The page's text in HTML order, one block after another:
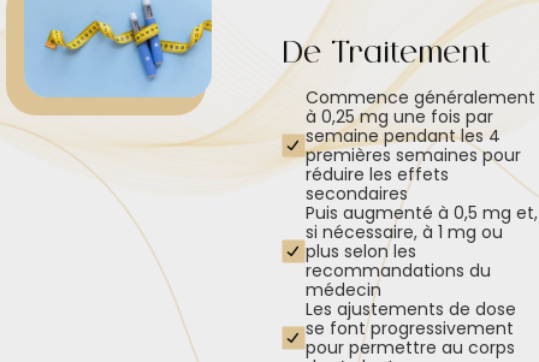
De Traitement
Commence généralement
à 0,25 mg une fois par
semaine pendant les 4
premières semaines pour
réduire les effets
secondaires
Puis augmenté à 0,5 mg et,
si nécessaire, à 1 mg ou
plus selon les
recommandations du
médecin
Les ajustements de dose
se font progressivement
pour permettre au corps